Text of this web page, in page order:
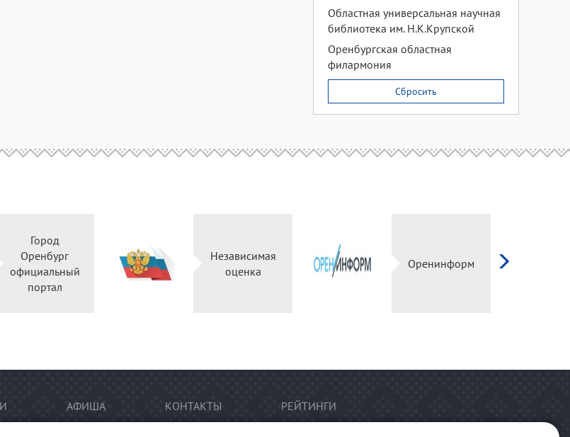
Областная универсальная научная
библиотека им. Н.К.Крупской
Оренбургская областная
филармония
Сбросить
Город
Оренбург
официальный
портал
Независимая
оценка
Оренинформ
АФИША КОНТАКТЫ РЕЙТИНГИ